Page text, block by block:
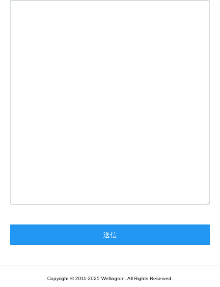
Copyright © 2011-2025 Wellington. All Rights Reserved.